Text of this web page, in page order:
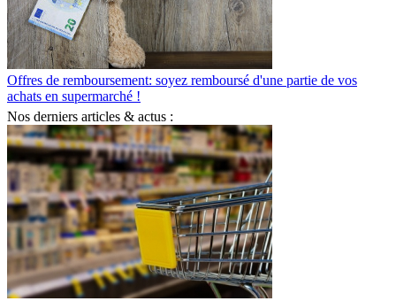
Offres de remboursement: soyez remboursé d'une partie de vos
achats en supermarché !
Nos derniers articles & actus :